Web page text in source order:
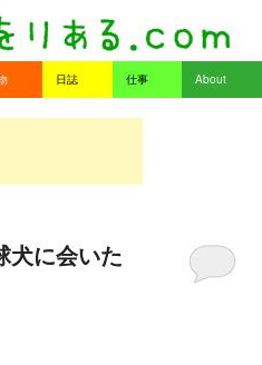
日誌 仕事 About
犬に会いた